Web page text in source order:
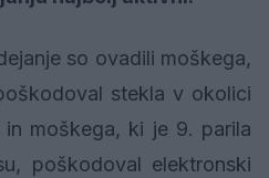
so ovadili moškega,
stekla v okolici
moškega, ki je 9. parila
poškodoval elektronski